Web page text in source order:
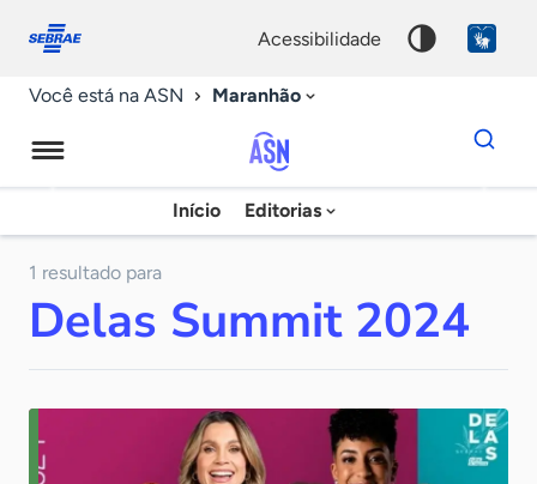
conosco
acessibilidade
Você está na ASN Maranhão
Agência
Sebrae
Notícias
Início Editorias
Dados
para
chave
1 resultado para
Delas Summit 2024